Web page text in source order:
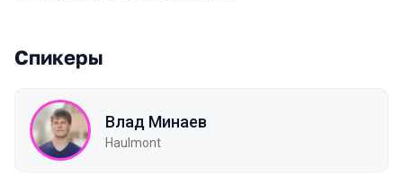
Спикеры
Влад Минаев
Haulmont